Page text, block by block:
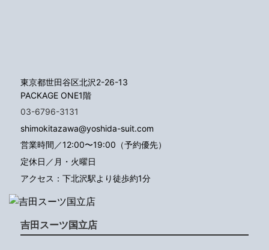
東京都世田谷区北沢2-26-13
PACKAGE ONE1階
03-6796-3131
shimokitazawa@yoshida-suit.com
営業時間／12:00〜19:00（予約優先）
定休日／月・火曜日
アクセス：下北沢駅より徒歩約1分
吉田スーツ国立店